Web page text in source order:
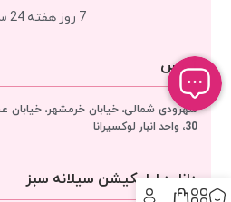
7 روز هفته 24 ساعته
آدرس
سهرودی شمالی، خیابان خرمشهر، خیابان
30، واحد انبار
لوکسیرانا
دانلود اپلیکیشن سیلانه سبز